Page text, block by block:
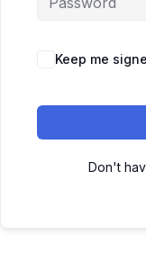
Keep me
Don't